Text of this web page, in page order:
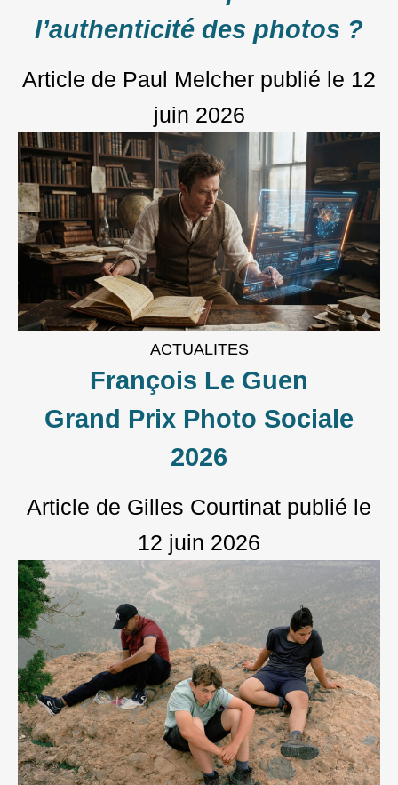
l’authenticité des photos ?
Article de Paul Melcher publié le 12
juin 2026
ACTUALITES
François Le Guen
Grand Prix Photo Sociale
2026
Article de Gilles Courtinat publié le
12 juin 2026